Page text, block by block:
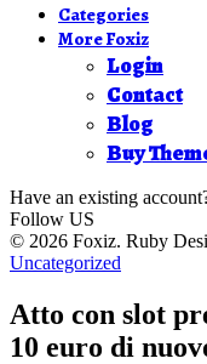
Categories
More Foxiz
Login
Contact
Blog
Buy
Have an existing
Follow US
© 2026 Foxiz. Ruby
Uncategorized
Atto con slot
10 euro di